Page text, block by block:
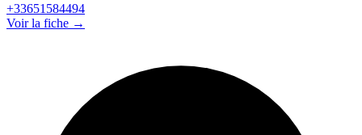
+33651584494
Voir la fiche →